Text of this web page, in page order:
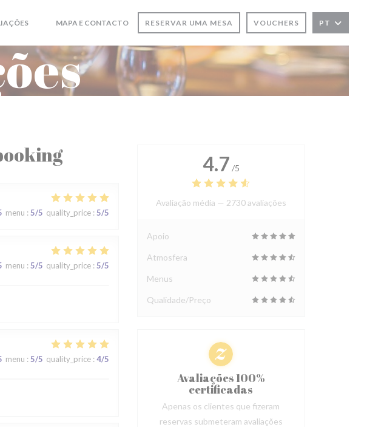
((ABRE NUMA NOVA JANELA))
((ABRE NUMA NOVA JANELA))
MAPA E CONTACTO RESERVAR UMA MESA VOUCHERS PT
menu : 5/5 quality_price: 5/5
menu : 5/5 quality_price: 5/5
menu : 5/5 quality_price: 4/5
4.7 /5
Avaliação média — 2730 avaliações
Apoio
Atmosfera
Menus
Qualidade/Preço
Avaliações 100%
certificadas
Apenas os clientes que fizeram
reservas submeteram avaliações